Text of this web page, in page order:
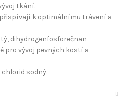
tkání.
k optimálnímu trávení a
dihydrogenfosforečnan
pro vývoj pevných kostí a
chlorid sodný.